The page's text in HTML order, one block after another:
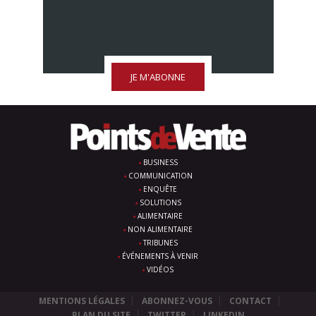
JE M'ABONNE
BUSINESS
COMMUNICATION
ENQUÊTE
SOLUTIONS
ALIMENTAIRE
NON ALIMENTAIRE
TRIBUNES
ÉVÉNEMENTS À VENIR
VIDÉOS
MENTIONS LÉGALES ABONNEZ-VOUS
CONTACT